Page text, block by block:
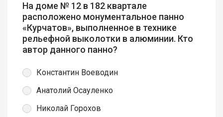
На доме № 12 в 182 квартале
расположено монументальное панно
«Курчатов», выполненное в технике
рельефной выколотки в алюминии. Кто
автор данного панно?
Константин Воеводин
Анатолий Осауленко
Николай Горохов